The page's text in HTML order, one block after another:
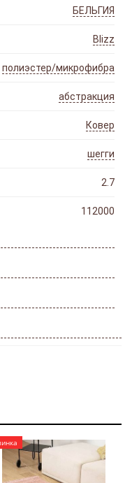
БЕЛЬГИЯ
Blizz
полиэстер/микрофибра
абстракция
Ковер
шегги
2.7
112000